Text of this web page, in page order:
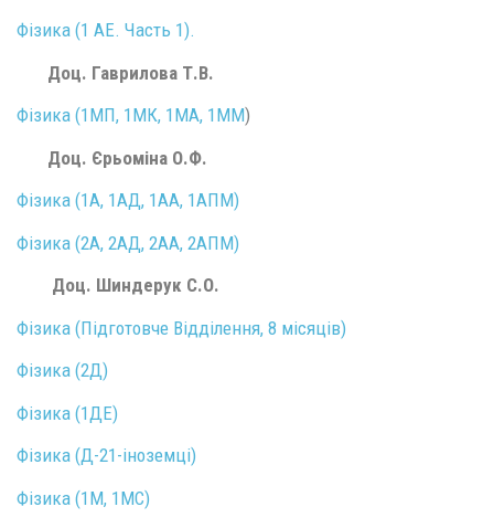
Фізика (1 АЕ. Часть 1).
Доц. Гаврилова Т.В.
Фізика (1МП, 1МК, 1МА, 1ММ)
Доц. Єрьоміна О.Ф.
Фізика (1А, 1АД, 1АА, 1АПМ)
Фізика (2А, 2АД, 2АА, 2АПМ)
Доц. Шиндерук С.О.
Фізика (Підготовче Відділення, 8 місяців)
Фізика (2Д)
Фізика (1ДЕ)
Фізика (Д-21-іноземці)
Фізика (1М, 1МС)